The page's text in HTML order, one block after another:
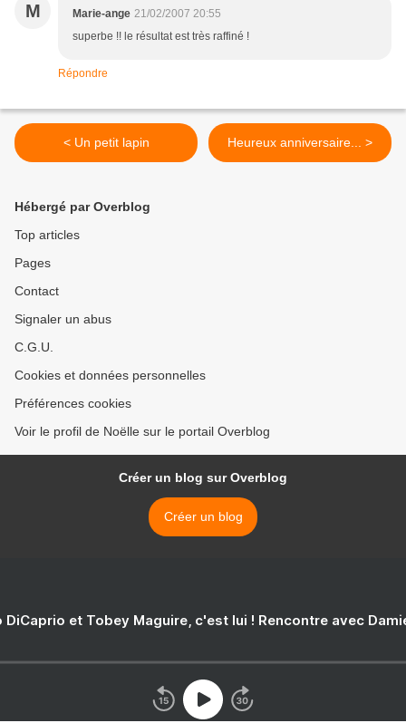
M Marie-ange 21/02/2007 20:55
superbe !! le résultat est très raffiné !
Répondre
< Un petit lapin Heureux anniversaire... >
Hébergé par Overblog
Top articles
Pages
Contact
Signaler un abus
C.G.U.
Cookies et données personnelles
Préférences cookies
Voir le profil de Noëlle sur le portail Overblog
Créer un blog sur Overblog
Créer un blog
DiCaprio et Tobey Maguire, c'est lui ! Rencontre avec